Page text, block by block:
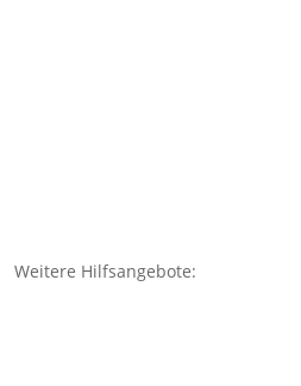
Weitere Hilfsangebote: